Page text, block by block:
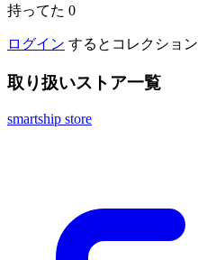
持ってた 0
ログイン するとコレクショ
取り扱いストア一覧
smartship store